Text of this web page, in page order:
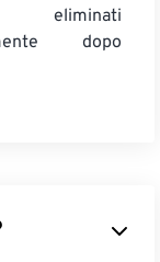
eliminati
dopo